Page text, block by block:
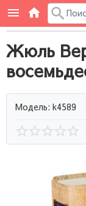
Жюль
Модель: k4589